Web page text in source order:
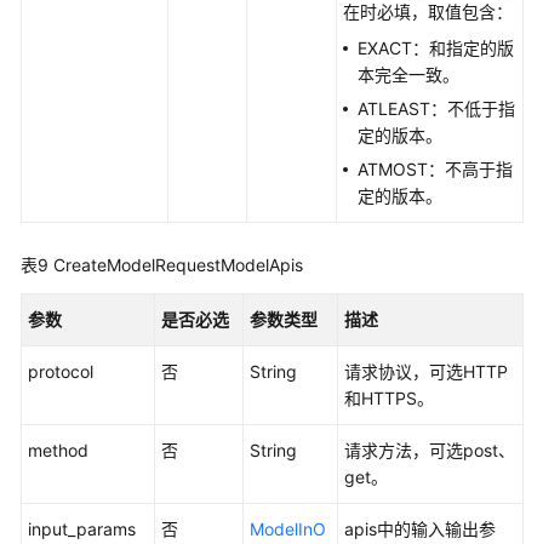
多
档
文
载
通
在时必填，取值包含：
EXACT：和指定的版
本完全一致。
ATLEAST：不低于指
定的版本。
ATMOST：不高于指
定的版本。
表9 CreateModelRequestModelApis
参数 是否必选 参数类型 描述
protocol 否 String
请求协议，可选HTTP
和HTTPS。
method 否 String
请求方法，可选post、
get。
input_params 否
ModelInO
apis中的输入输出参